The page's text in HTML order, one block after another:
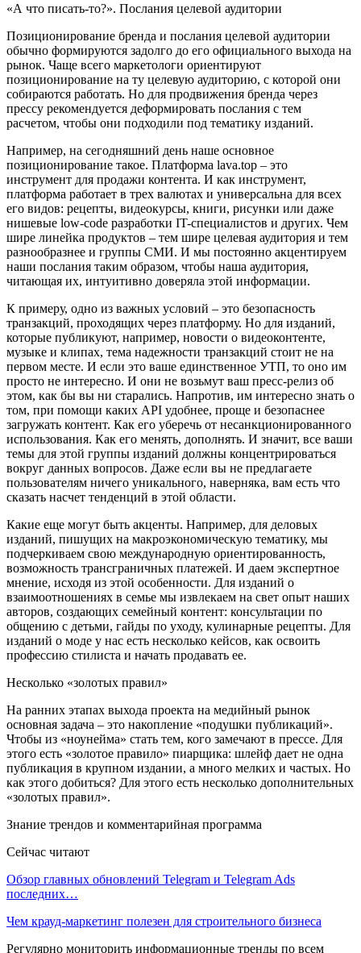
«А что писать-то?». Послания целевой аудитории
Позиционирование бренда и послания целевой аудитории
обычно формируются задолго до его официального выхода на
рынок. Чаще всего маркетологи ориентируют
позиционирование на ту целевую аудиторию, с которой они
собираются работать. Но для продвижения бренда через
прессу рекомендуется деформировать послания с тем
расчетом, чтобы они подходили под тематику изданий.
Например, на сегодняшний день наше основное
позиционирование такое. Платформа lava.top – это
инструмент для продажи контента. И как инструмент,
платформа работает в трех валютах и универсальна для всех
его видов: рецепты, видеокурсы, книги, рисунки или даже
нишевые low-code разработки IT-специалистов и других. Чем
шире линейка продуктов – тем шире целевая аудитория и тем
разнообразнее и группы СМИ. И мы постоянно акцентируем
наши послания таким образом, чтобы наша аудитория,
читающая их, интуитивно доверяла этой информации.
К примеру, одно из важных условий – это безопасность
транзакций, проходящих через платформу. Но для изданий,
которые публикуют, например, новости о видеоконтенте,
музыке и клипах, тема надежности транзакций стоит не на
первом месте. И если это ваше единственное УТП, то оно им
просто не интересно. И они не возьмут ваш пресс-релиз об
этом, как бы вы ни старались. Напротив, им интересно знать о
том, при помощи каких API удобнее, проще и безопаснее
загружать контент. Как его уберечь от несанкционированного
использования. Как его менять, дополнять. И значит, все ваши
темы для этой группы изданий должны концентрироваться
вокруг данных вопросов. Даже если вы не предлагаете
пользователям ничего уникального, наверняка, вам есть что
сказать насчет тенденций в этой области.
Какие еще могут быть акценты. Например, для деловых
изданий, пишущих на макроэкономическую тематику, мы
подчеркиваем свою международную ориентированность,
возможность трансграничных платежей. И даем экспертное
мнение, исходя из этой особенности. Для изданий о
взаимоотношениях в семье мы извлекаем на свет опыт наших
авторов, создающих семейный контент: консультации по
общению с детьми, гайды по уходу, кулинарные рецепты. Для
изданий о моде у нас есть несколько кейсов, как освоить
профессию стилиста и начать продавать ее.
Несколько «золотых правил»
На ранних этапах выхода проекта на медийный рынок
основная задача – это накопление «подушки публикаций».
Чтобы из «ноунейма» стать тем, кого замечают в прессе. Для
этого есть «золотое правило» пиарщика: шлейф дает не одна
публикация в крупном издании, а много мелких и частых. Но
как этого добиться? Для этого есть несколько дополнительных
«золотых правил».
Знание трендов и комментарийная программа
Сейчас читают
Обзор главных обновлений Telegram и Telegram Ads
последних…
Чем крауд-маркетинг полезен для строительного бизнеса
Регулярно мониторить информационные тренды по всем